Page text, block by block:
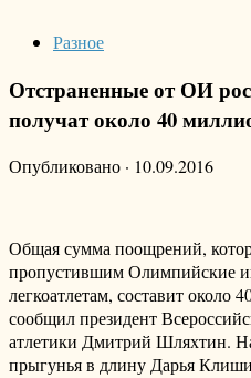
Разное
Отстраненные от ОИ
получат около 40
Опубликовано · 10.09.2016
Общая сумма поощрений,
пропустившим Олимпийские
легкоатлетам, составит
сообщил президент
атлетики Дмитрий Шляхтин.
прыгунья в длину Дарья